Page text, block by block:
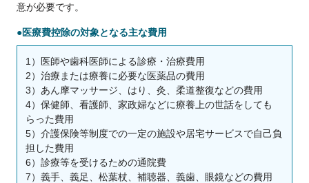
意が必要です。
●医療費控除の対象となる主な費用
1）医師や歯科医師による診療・治療費用
2）治療または療養に必要な医薬品の費用
3）あん摩マッサージ、はり、灸、柔道整復などの費用
4）保健師、看護師、家政婦などに療養上の世話をしても
らった費用
5）介護保険等制度での一定の施設や居宅サービスで自己負
担した費用
6）診療等を受けるための通院費
7）義手、義足、松葉杖、補聴器、義歯、眼鏡などの費用